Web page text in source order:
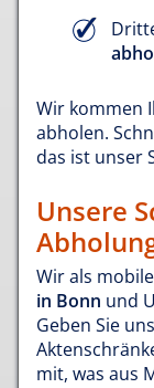
Wir kommen
abholen.
das ist unser
Unsere
Wir als mobile
in Bonn und
Geben Sie
mit, was aus